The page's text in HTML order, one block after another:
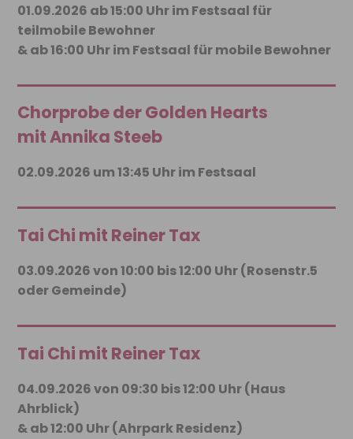
01.09.2026 ab 15:00 Uhr im Festsaal für
teilmobile Bewohner
& ab 16:00 Uhr im Festsaal für mobile Bewohner
Chorprobe der Golden Hearts
mit Annika Steeb
02.09.2026 um 13:45 Uhr im Festsaal
Tai Chi mit Reiner Tax
03.09.2026 von 10:00 bis 12:00 Uhr (Rosenstr.5
oder Gemeinde)
Tai Chi mit Reiner Tax
04.09.2026 von 09:30 bis 12:00 Uhr (Haus
Ahrblick)
& ab 12:00 Uhr (Ahrpark Residenz)